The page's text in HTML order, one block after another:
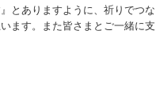
とありますように、祈りでつな
ます。また皆さまとご一緒に支